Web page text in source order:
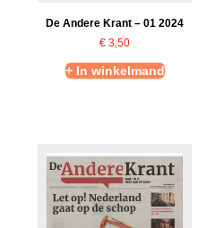
De Andere Krant – 01 2024
€ 3,50
+ In winkelmand